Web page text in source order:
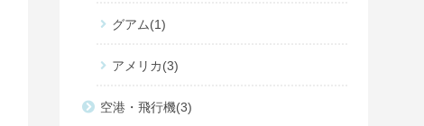
グアム 1
アメリカ 3
空港・飛行機 3